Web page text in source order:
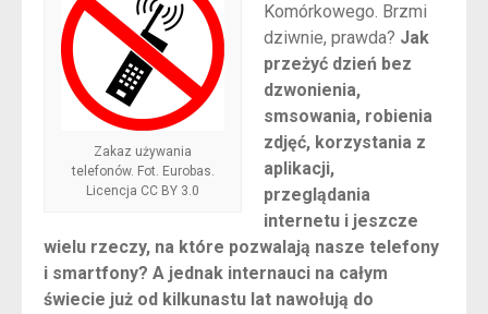
Zakaz używania
telefonów. Fot. Eurobas.
Licencja CC BY 3.0
Komórkowego. Brzmi
dziwnie, prawda? Jak
przeżyć dzień bez
dzwonienia,
smsowania, robienia
zdjęć, korzystania z
aplikacji,
przeglądania
internetu i jeszcze
wielu rzeczy, na które pozwalają nasze telefony
i smartfony? A jednak internauci na całym
świecie już od kilkunastu lat nawołują do